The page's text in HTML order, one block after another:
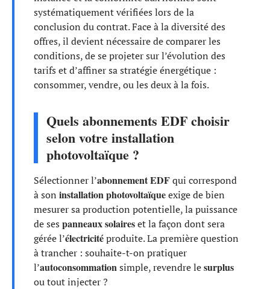
systématiquement vérifiées lors de la
conclusion du contrat. Face à la diversité des
offres, il devient nécessaire de comparer les
conditions, de se projeter sur l’évolution des
tarifs et d’affiner sa stratégie énergétique :
consommer, vendre, ou les deux à la fois.
Quels abonnements EDF choisir
selon votre installation
photovoltaïque ?
Sélectionner l’abonnement EDFqui correspond
à son installation photovoltaïqueexige de bien
mesurer sa production potentielle, la puissance
de ses panneaux solaireset la façon dont sera
gérée l’électricitéproduite. La première question
à trancher : souhaite-t-on pratiquer
l’autoconsommation simple, revendre lesurplus
ou tout injecter ?